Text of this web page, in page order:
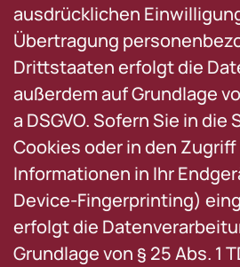
ausdrücklichen
Übertragung
Drittstaaten erfolgt die
außerdem auf Grundlage
a DSGVO. Sofern Sie in die
Cookies oder in den
Informationen in Ihr
Device-Fingerprinting)
erfolgt die
Grundlage von § 25 Abs. 1